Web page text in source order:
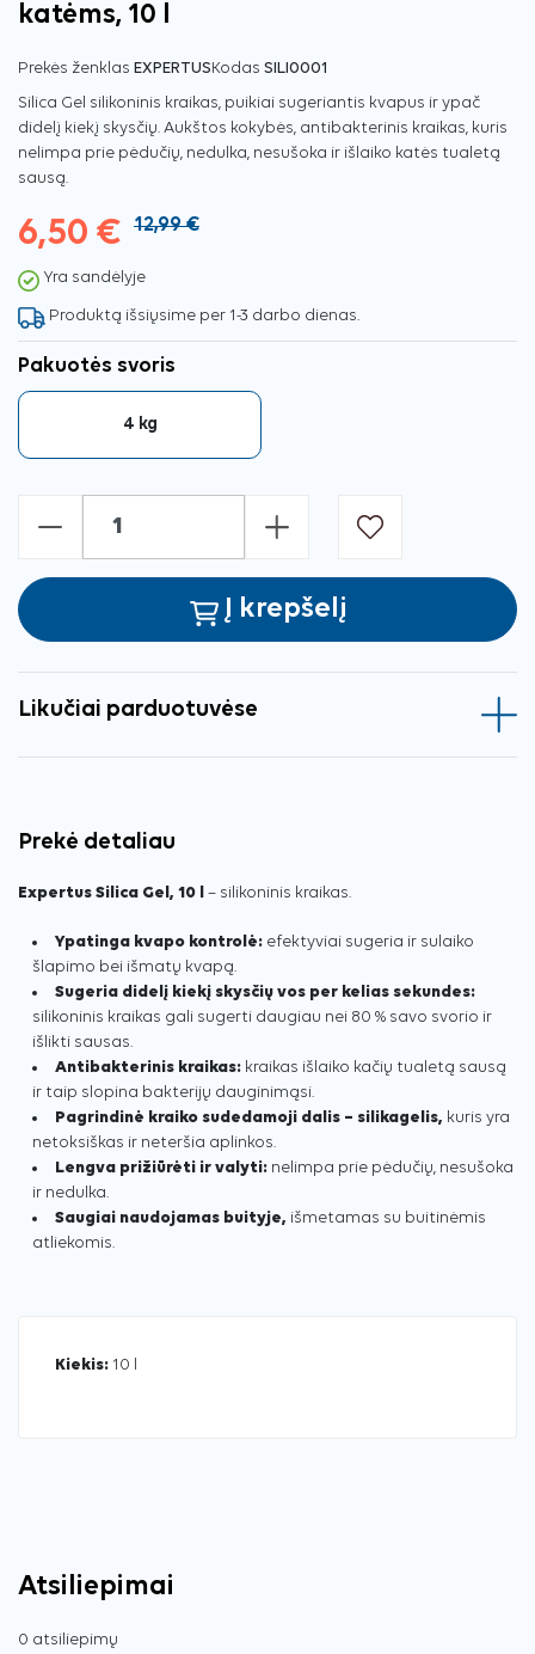
katėms, 10 l
Prekės ženklas EXPERTUSKodas SILI0001
Silica Gel silikoninis kraikas, puikiai sugeriantis kvapus ir ypač
didelį kiekį skysčių. Aukštos kokybės, antibakterinis kraikas, kuris
nelimpa prie pėdučių, nedulka, nesušoka ir išlaiko katės tualetą
sausą.
6,50 € 12,99 €
Yra sandėlyje
Produktą išsiųsime per 1-3 darbo dienas.
Pakuotės svoris
4 kg
- +
Į krepšelį
Likučiai parduotuvėse
Prekė detaliau
Expertus Silica Gel, 10 l – silikoninis kraikas.
Ypatinga kvapo kontrolė: efektyviai sugeria ir sulaiko
šlapimo bei išmatų kvapą.
Sugeria didelį kiekį skysčių vos per kelias sekundes:
silikoninis kraikas gali sugerti daugiau nei 80 % savo svorio ir
išlikti sausas.
Antibakterinis kraikas: kraikas išlaiko kačių tualetą sausą
ir taip slopina bakterijų dauginimąsi.
Pagrindinė kraiko sudedamoji dalis – silikagelis, kuris yra
netoksiškas ir neteršia aplinkos.
Lengva prižiūrėti ir valyti: nelimpa prie pėdučių, nesušoka
ir nedulka.
Saugiai naudojamas buityje, išmetamas su buitinėmis
atliekomis.
Kiekis: 10 l
Atsiliepimai
0 atsiliepimų